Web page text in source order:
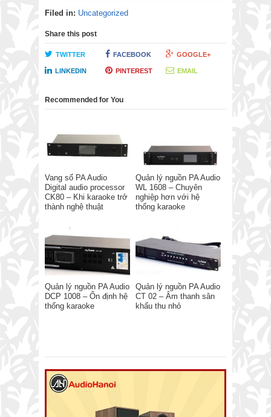
Filed in: Uncategorized
Share this post
TWITTER FACEBOOK GOOGLE+
LINKEDIN PINTEREST EMAIL
Recommended for You
Vang số PA Audio
Digital audio processor
CK80 – Khi karaoke trở
thành nghệ thuật
Quản lý nguồn PA Audio
WL 1608 – Chuyên
nghiệp hơn với hệ
thống karaoke
Quản lý nguồn PA Audio
DCP 1008 – Ổn định hệ
thống karaoke
Quản lý nguồn PA Audio
CT 02 – Âm thanh sân
khấu thu nhỏ